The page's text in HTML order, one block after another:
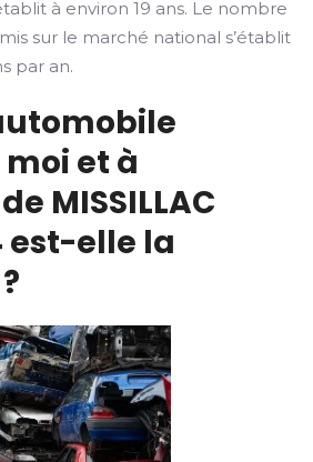
à environ 19 ans. Le nombre
sur le marché national s’établit
par an.
et à
MISSILLAC
est-elle la